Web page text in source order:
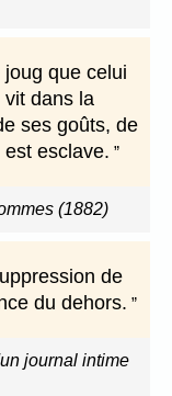
que celui
dans la
ses goûts, de
esclave.
(1882)
de
du dehors.
journal intime